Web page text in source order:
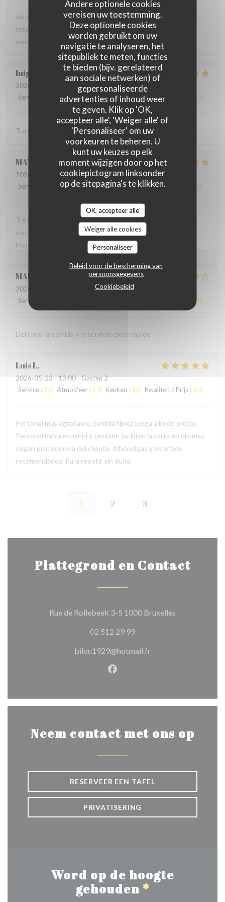
Andere optionele cookies
vereisen uw toestemming.
Deze optionele cookies
worden gebruikt om uw
navigatie te analyseren, het
sitepubliek te meten, functies
te bieden (bijv. gerelateerd
aan sociale netwerken) of
gepersonaliseerde
advertenties of inhoud weer
te geven. Klik op 'OK,
accepteer alle', 'Weiger alle' of
'Personaliseer' om uw
voorkeuren te beheren. U
kunt uw keuzes op elk
moment wijzigen door op het
cookiepictogram linksonder
op de sitepagina's te klikken.
OK, accepteer alle
Weiger alle cookies
Personaliseer
Beleid voor de bescherming van
persoonsgegevens
Cookiebeleid
serveur très agréable, les plats sont bien servis et surtout
très bons. Mention spéciale pour la mousse au chocolat
maison !
luigi
2026-06-07
- 14:30 - Gasten 2
Service
Atmosfeer:5/5 Keuken:5/5 Kwaliteit / Prijs /5
Tutto molto buono. Carbonade buonissima
MATHIEU
2026-06-07
- 19:00 - Gasten 2
Service
Atmosfeer:5/5 Keuken : 5/5 Kwaliteit / Prijs /5
Très bonne soirée dans cet établissement où nous nous
sommes régalés avec des plats authentiques de Bruxelles.
Merci à l'accueil ainsi qu'au service sans fausse note
MARCELA
2026-05-24
- 19:00 - Gasten 2
Service
4/5
Deliciosa la comida y el servicio extra rapido
LuisL
2026-05-23- 13:00 - Gasten 2
Service : 5/5 Atmosfeer : 5/5 Keuken : 5/5 Kwaliteit / Prijs : 5/5
Personal muy agradable, comida típica belga a buen precio.
Personal habla español y también facilitan la carta en idiomas
según procedencia del cliente. Albóndigas y estofado
recomendados. Para repetir sin duda.
1 2 3
Plattegrond en Contact
Rue de Rollebeek 3-5 1000 Bruxelles
02 512 29 99
bilou1929@hotmail.fr
Facebook ((opent in een
Neem contact met ons op
RESERVEER EEN TAFEL
PRIVATISERING
Word op de hoogte
gehouden *